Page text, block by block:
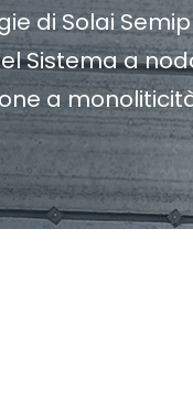
di Solai
Sistema a
a